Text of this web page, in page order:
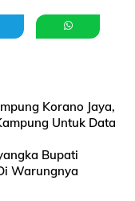
Korano Jaya,
Untuk Data
Bupati
Warungnya